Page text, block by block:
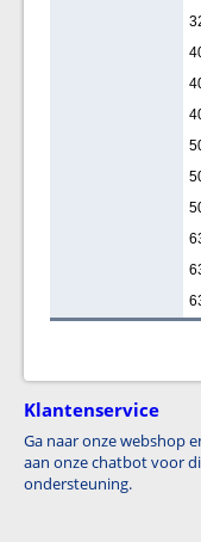
Klantenservice
Ga naar onze webshop
aan onze chatbot voor
ondersteuning.